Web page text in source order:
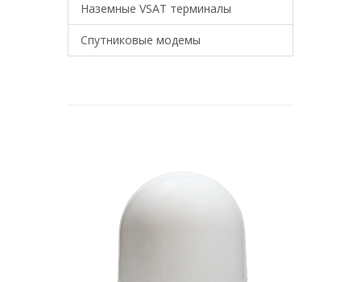
Наземные VSAT терминалы
Спутниковые модемы